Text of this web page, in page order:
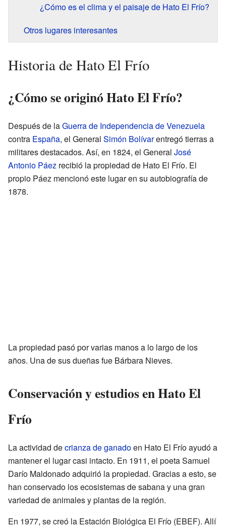
¿Cómo es el clima y el paisaje de Hato El Frío?
Otros lugares interesantes
Historia de Hato El Frío
¿Cómo se originó Hato El Frío?
Después de laGuerra de Independencia de Venezuela
contra España, el General Simón Bolívarentregó tierras a
militares destacados. Así, en 1824, el General José
Antonio Páez recibió la propiedad de Hato El Frío. El
propio Páez mencionó este lugar en su autobiografía de
1878.
La propiedad pasó por varias manos a lo largo de los
años. Una de sus dueñas fue Bárbara Nieves.
Conservación y estudios en Hato El
Frío
La actividad decrianza de ganadoen Hato El Frío ayudó a
mantener el lugar casi intacto. En 1911, el poeta Samuel
Darío Maldonado adquirió la propiedad. Gracias a esto, se
han conservado los ecosistemas de sabana y una gran
variedad de animales y plantas de la región.
En 1977, se creó la Estación Biológica El Frío (EBEF). Allí